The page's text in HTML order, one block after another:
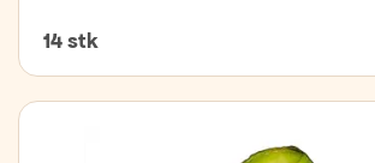
14 stk